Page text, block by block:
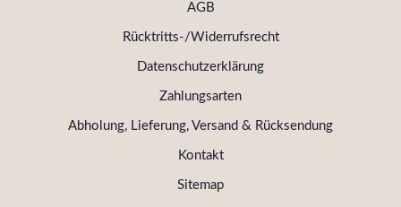
AGB
Rücktritts-/Widerrufsrecht
Datenschutzerklärung
Zahlungsarten
Abholung, Lieferung, Versand & Rücksendung
Kontakt
Sitemap